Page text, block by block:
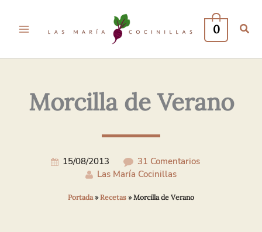
0
Morcilla de Verano
15/08/2013
31 Comentarios
Las María Cocinillas
Portada»Recetas »Morcilla de Verano
Electrónico*